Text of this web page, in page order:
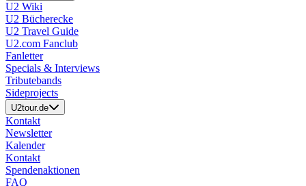
U2 Wiki
U2 Bücherecke
U2 Travel Guide
U2.com Fanclub
Fanletter
Specials & Interviews
Tributebands
Sideprojects
U2tour.de
Kontakt
Newsletter
Kalender
Kontakt
Spendenaktionen
FAQ